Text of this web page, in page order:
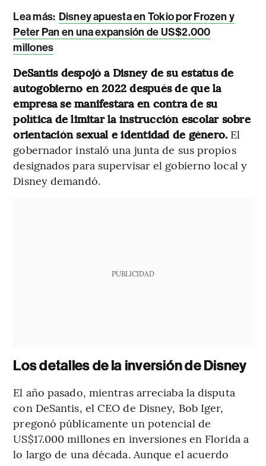
Lea más: Disney apuesta en Tokio por Frozen y
Peter Pan en una expansión de US$2.000
millones
DeSantis despojó a Disney de su estatus de
autogobierno en 2022 después de que la
empresa se manifestara en contra de su
política de limitar la instrucción escolar sobre
orientación sexual e identidad de género. El
gobernador instaló una junta de sus propios
designados para supervisar el gobierno local y
Disney demandó.
PUBLICIDAD
Los detalles de la inversión de Disney
El año pasado, mientras arreciaba la disputa
con DeSantis, el CEO de Disney, Bob Iger,
pregonó públicamente un potencial de
US$17.000 millones en inversiones en Florida a
lo largo de una década. Aunque el acuerdo